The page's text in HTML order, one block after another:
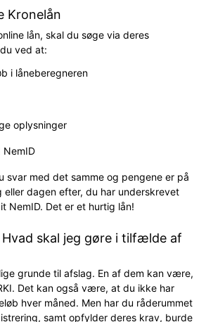
Kronelån
lån, skal du søge via deres
ved at:
i låneberegneren
oplysninger
NemID
svar med det samme og pengene er på
eller dagen efter, du har underskrevet
NemID. Det er et hurtig lån!
skal jeg gøre i tilfælde af
grunde til afslag. En af dem kan være,
Det kan også være, at du ikke har
hver måned. Men har du råderummet
samt opfylder deres krav, burde